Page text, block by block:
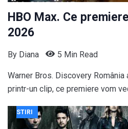
HBO Max. Ce
2026
By Diana 5 Min Read
Warner Bros. Discovery România
printr-un clip, ce premiere vom
STIRI